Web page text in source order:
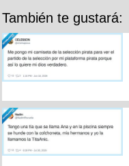
También te gustará: